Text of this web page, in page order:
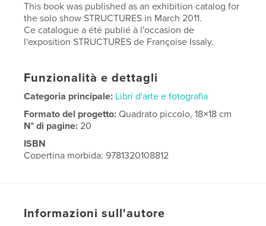
This book was published as an exhibition catalog for
the solo show STRUCTURES in March 2011.
Ce catalogue a été publié à l'occasion de
l'exposition STRUCTURES de Françoise Issaly.
Funzionalità e dettagli
Categoria principale: Libri d'arte e fotografia
Formato del progetto:Quadrato piccolo, 18×18 cm
N° di pagine:20
ISBN
Copertina morbida: 9781320108812
Informazioni sull'autore